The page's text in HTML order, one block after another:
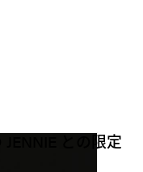
JENNIE との限定